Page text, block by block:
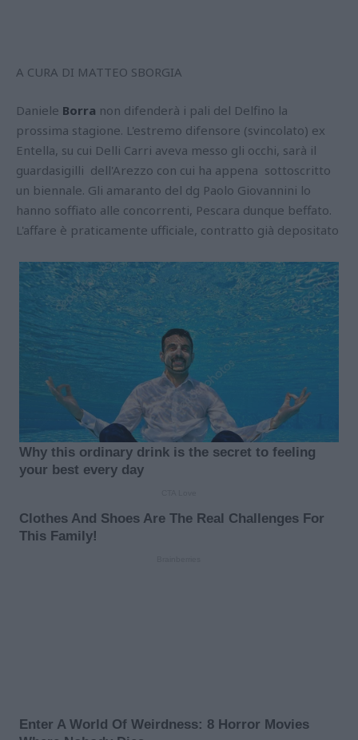
A CURA DI MATTEO SBORGIA
Daniele Borra non difenderà i pali del Delfino la
prossima stagione. L'estremo difensore (svincolato) ex
Entella, su cui Delli Carri aveva messo gli occhi, sarà il
guardasigilli dell'Arezzo con cui ha appena sottoscritto
un biennale. Gli amaranto del dg Paolo Giovannini lo
hanno soffiato alle concorrenti, Pescara dunque beffato.
L'affare è praticamente ufficiale, contratto già depositato